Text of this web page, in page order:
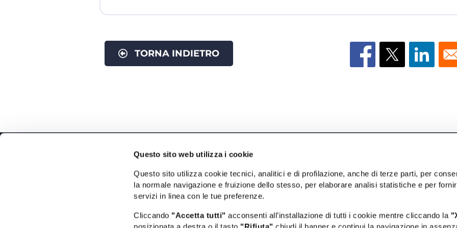
Questo sito web utilizza i cookie
Questo sito utilizza cookie tecnici, analitici e di profilazione, anche di terze parti, per
la normale navigazione e fruizione dello stesso, per elaborare analisi statistiche e per
servizi in linea con le tue preferenze.
Cliccando "Accetta tutti" acconsenti all’installazione di tutti i cookie mentre cliccando la
TORNA INDIETRO
Il Portale Turistico Ufficiale
Info utili
Dichiarazione di accessibilità